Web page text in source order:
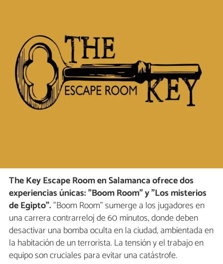
The Key Escape Room en Salamanca ofrece dos
experiencias únicas: "Boom Room" y "Los misterios
de Egipto"."Boom Room" sumerge a los jugadores en
una carrera contrarreloj de 60 minutos, donde deben
desactivar una bomba oculta en la ciudad, ambientada en
la habitación de un terrorista. La tensión y el trabajo en
equipo son cruciales para evitar una catástrofe.